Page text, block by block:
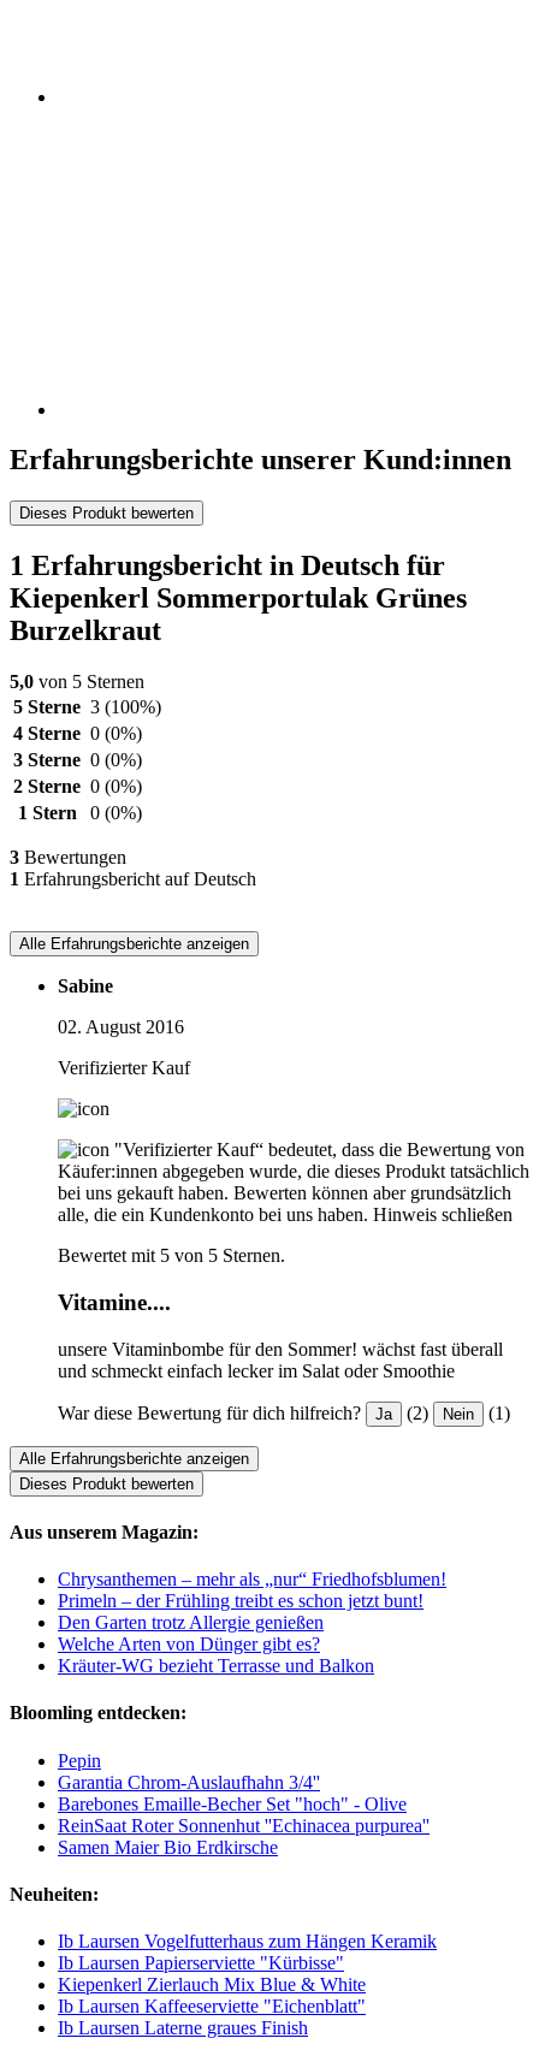
Erfahrungsberichte unserer Kund:innen
Dieses Produkt bewerten
1 Erfahrungsbericht in Deutsch für
Kiepenkerl Sommerportulak Grünes
Burzelkraut
5,0 von 5 Sternen
5 Sterne 3 (100%)
4 Sterne 0 (0%)
3 Sterne 0 (0%)
2 Sterne 0 (0%)
1 Stern
0 (0%)
3 Bewertungen
1 Erfahrungsbericht auf Deutsch
Alle Erfahrungsberichte anzeigen
Sabine
02. August 2016
Verifizierter Kauf
"Verifizierter Kauf“ bedeutet, dass die Bewertung von
Käufer:innen abgegeben wurde, die dieses Produkt tatsächlich
bei uns gekauft haben. Bewerten können aber grundsätzlich
alle, die ein Kundenkonto bei uns haben. Hinweis schließen
Bewertet mit 5 von 5 Sternen.
Vitamine....
unsere Vitaminbombe für den Sommer! wächst fast überall
und schmeckt einfach lecker im Salat oder Smoothie
War diese Bewertung für dich hilfreich? Ja (2) Nein (1)
Alle Erfahrungsberichte anzeigen
Dieses Produkt bewerten
Aus unserem Magazin:
Chrysanthemen – mehr als „nur“ Friedhofsblumen!
Primeln – der Frühling treibt es schon jetzt bunt!
Den Garten trotz Allergie genießen
Welche Arten von Dünger gibt es?
Kräuter-WG bezieht Terrasse und Balkon
Bloomling entdecken:
Pepin
Garantia Chrom-Auslaufhahn 3/4''
Barebones Emaille-Becher Set "hoch" - Olive
ReinSaat Roter Sonnenhut ''Echinacea purpurea''
Samen Maier Bio Erdkirsche
Neuheiten:
Ib Laursen Vogelfutterhaus zum Hängen Keramik
Ib Laursen Papierserviette "Kürbisse"
Kiepenkerl Zierlauch Mix Blue & White
Ib Laursen Kaffeeserviette "Eichenblatt"
Ib Laursen Laterne graues Finish